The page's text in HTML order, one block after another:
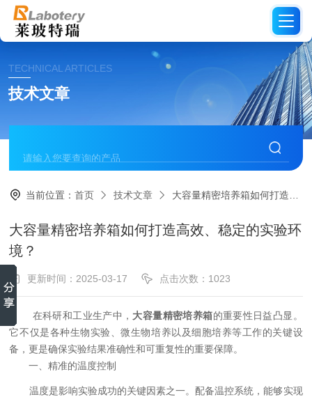
TECHNICAL ARTICLES
技术文章
当前位置：首页 技术文章 大容量精密培养箱如何打造高效、稳定的实验环境？
大容量精密培养箱如何打造高效、稳定的实验环
境？
更新时间：2025-03-17 点击次数：1023
在科研和工业生产中， 大容量精密培养箱的重要性日益凸显。
它不仅是各种生物实验、微生物培养以及细胞培养等工作的关键设
备，更是确保实验结果准确性和可重复性的重要保障。
一、精准的温度控制
温度是影响实验成功的关键因素之一。配备温控系统，能够实现